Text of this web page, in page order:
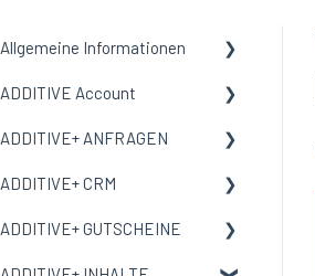
Allgemeine Informationen
Allgemeine Informationen
Begriffe und Bedeutungen
ADDITIVE Account
Allgemeine Informationen
Meine Organisation
Benutzer
ADDITIVE+ ANFRAGEN
Allgemeine Informationen
Kanäle
ADDITIVE+ CRM
Allgemeine Informationen
ADDITIVE+ GUTSCHEINE